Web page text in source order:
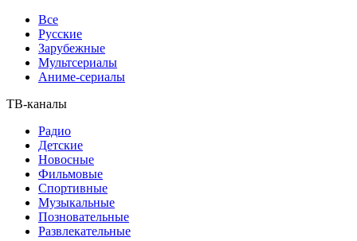
Все
Русские
Зарубежные
Мультсериалы
Аниме-сериалы
ТВ-каналы
Радио
Детские
Новосные
Фильмовые
Спортивные
Музыкальные
Позновательные
Развлекательные